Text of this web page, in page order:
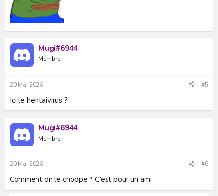
Mugi#6944
Membre
20 Mai 2026 #5
Ici le hentaivirus ?
Mugi#6944
Membre
20 Mai 2026 #6
Comment on le choppe ? C’est pour un ami